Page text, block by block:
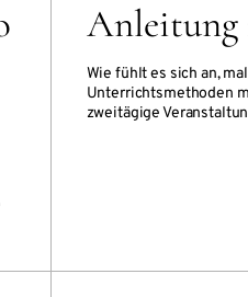
Anleitung
Wie fühlt es sich an,
Unterrichtsmethoden
zweitägige